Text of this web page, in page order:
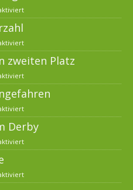
zweiten Platz
Derby